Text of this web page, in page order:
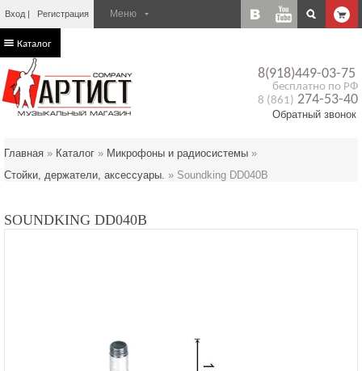
Вход Регистрация
8(918)449-03-75
бесплатно по РФ
8 (861) 274-53-40
Обратный звонок
Каталог
Главная » Каталог » Микрофоны и радиосистемы »
Стойки, держатели, аксессуары. » Soundking DD040B
SOUNDKING DD040B